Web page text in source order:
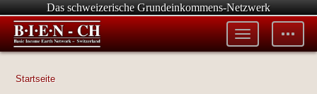
Das schweizerische Grundeinkommens-Netzwerk
Toggle
tools
Toggle
menu
Startseite